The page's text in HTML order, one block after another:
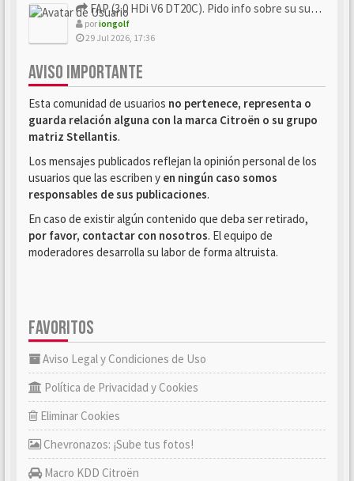
FAP (3.0 HDi V6 DT20C). Pido info sobre su sustitución
poriongolf
29 Jul 2026, 17:36
AVISO IMPORTANTE
Esta comunidad de usuarios no pertenece, representa o
guarda relación alguna con la marca Citroën o su grupo
matriz Stellantis.
Los mensajes publicados reflejan la opinión personal de los
usuarios que las escriben y en ningún caso somos
responsables de sus publicaciones.
En caso de existir algún contenido que deba ser retirado,
por favor, contactar con nosotros. El equipo de
moderadores desarrolla su labor de forma altruista.
FAVORITOS
Aviso Legal y Condiciones de Uso
Política de Privacidad y Cookies
Eliminar Cookies
Chevronazos: ¡Sube tus fotos!
Macro KDD Citroën